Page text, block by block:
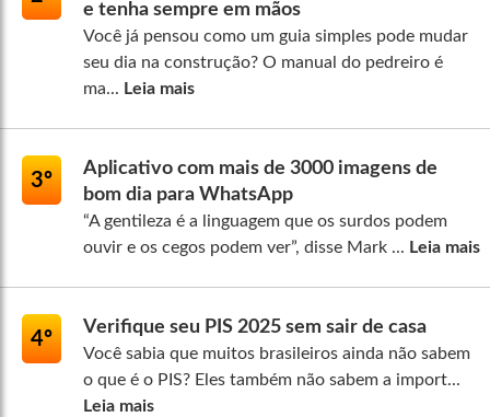
e tenha sempre em mãos
Você já pensou como um guia simples pode mudar
seu dia na construção? O manual do pedreiro é
ma... Leia mais
3º
Aplicativo com mais de 3000 imagens de
bom dia para WhatsApp
“A gentileza é a linguagem que os surdos podem
ouvir e os cegos podem ver”, disse Mark ... Leia mais
4º
Verifique seu PIS 2025 sem sair de casa
Você sabia que muitos brasileiros ainda não sabem
o que é o PIS? Eles também não sabem a import...
Leia mais